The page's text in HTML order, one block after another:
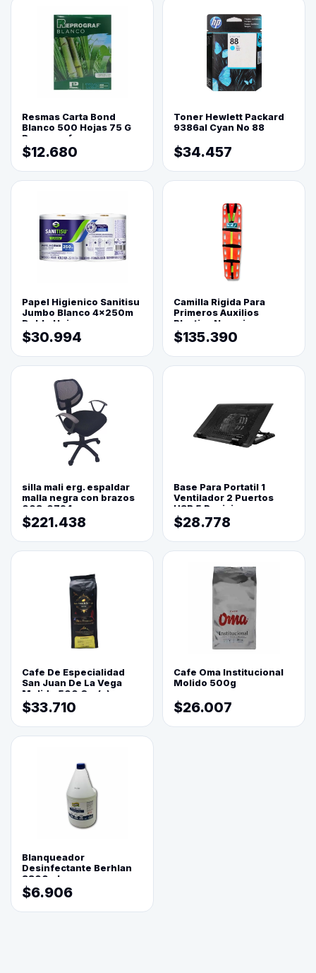
Resmas Carta Bond
Blanco 500 Hojas 75 G
Reprograf.
$12.680
Toner Hewlett Packard
9386al Cyan No 88
$34.457
Papel Higienico Sanitisu
Jumbo Blanco 4x250m
Doble Hoja
$30.994
Camilla Rigida Para
Primeros Auxilios
Plastica Naranja
$135.390
silla mali erg. espaldar
malla negra con brazos
003-0794
$221.438
Base Para Portatil 1
Ventilador 2 Puertos
USB 5 Posiciones
$28.778
Cafe De Especialidad
San Juan De La Vega
Molido 500 Grs(=)
$33.710
Cafe Oma Institucional
Molido 500g
$26.007
Blanqueador
Desinfectante Berhlan
3800ml
$6.906